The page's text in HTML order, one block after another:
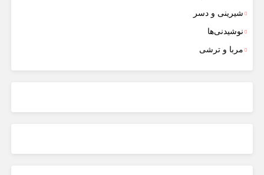
شیرینی و دسر
نوشیدنی‌ها
مربا و ترشی